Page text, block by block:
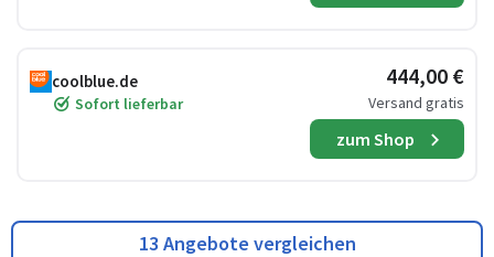
coolblue.de
Sofort lieferbar
444,00 €
Versand gratis
zum Shop
13 Angebote vergleichen